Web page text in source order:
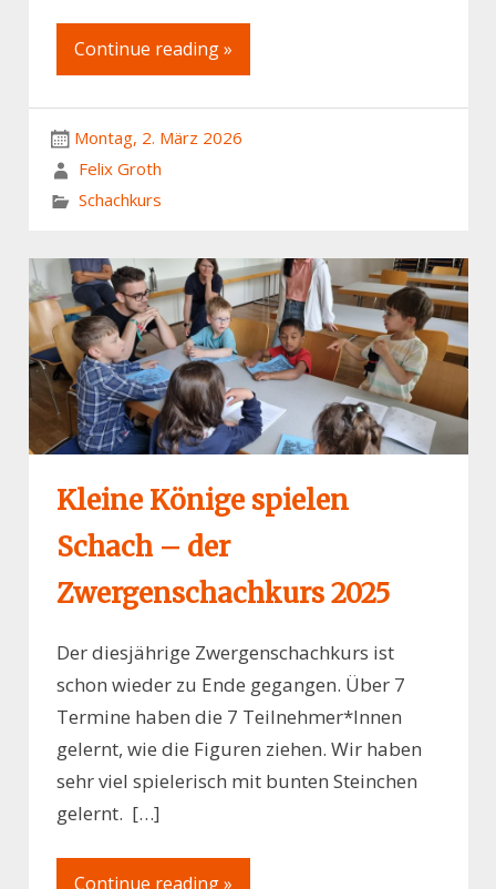
Continue reading »
Montag, 2. März 2026
Felix Groth
Schachkurs
Kleine Könige spielen
Schach – der
Zwergenschachkurs 2025
Der diesjährige Zwergenschachkurs ist
schon wieder zu Ende gegangen. Über 7
Termine haben die 7 Teilnehmer*Innen
gelernt, wie die Figuren ziehen. Wir haben
sehr viel spielerisch mit bunten Steinchen
gelernt. […]
Continue reading »